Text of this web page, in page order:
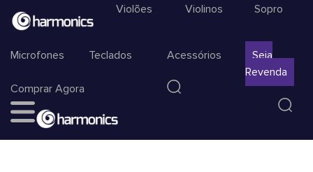
Violões Violinos Sopro
Microfones Teclados Acessórios
Seja
Revenda
Comprar Agora